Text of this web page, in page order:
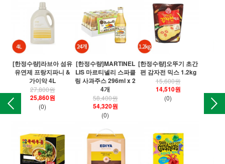
[한정수량]라브아 섬유
유연제 프랑지파니 &
가이악 4L
27,800원
25,860원
(0)
[한정수량]MARTINEL
LIS 마르티넬리 스파클
링 사과주스 296ml x 2
4개
58,400원
54,320원
(0)
[한정수량]오뚜기 초간
편 감자전 믹스 1.2kg
15,600원
14,510원
(0)